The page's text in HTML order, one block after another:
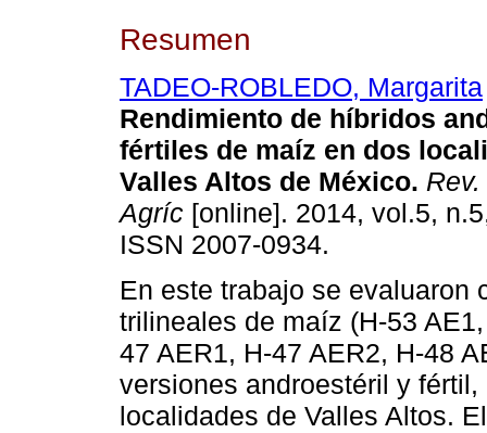
Resumen
TADEO-ROBLEDO, Margarita
Rendimiento de híbridos
fértiles de maíz en dos
Valles Altos de México.
Agríc [online]. 2014, vol.5,
ISSN 2007-0934.
En este trabajo se evaluaron
trilineales de maíz (H-53
47 AER1, H-47 AER2, H-48
versiones androestéril y fértil,
localidades de Valles Altos.